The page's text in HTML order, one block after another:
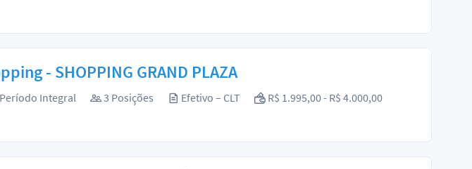
- SHOPPING GRAND PLAZA
Período Integral 3 Posições Efetivo – CLT R$ 1.995,00 - R$ 4.000,00